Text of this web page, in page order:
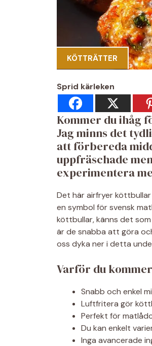
KÖTTRÄTTER
Sprid kärleken
Kommer du ihåg
Jag minns det
att förbereda
uppfräschade
experimentera
Det här airfryer
en symbol för svensk
köttbullar, känns det
är de snabba att göra
oss dyka ner i detta
Varför du
Snabb och enkel
Luftfritera gör
Perfekt för
Du kan enkelt
Inga avancerade